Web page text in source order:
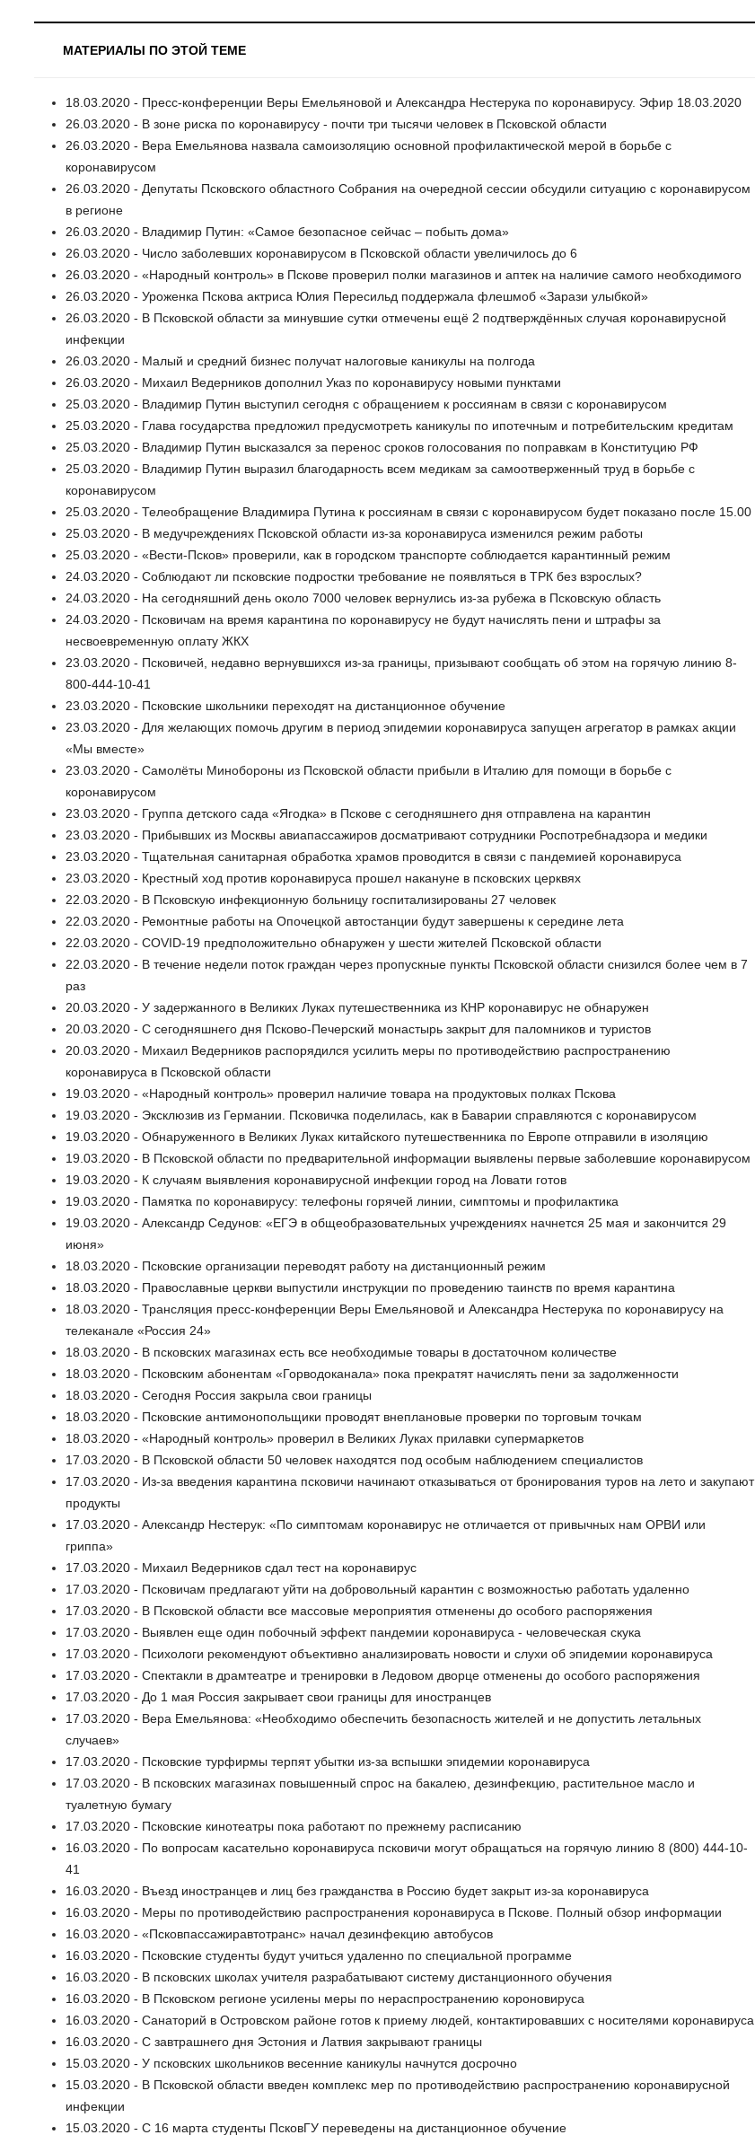
МАТЕРИАЛЫ ПО ЭТОЙ ТЕМЕ
18.03.2020 - Пресс-конференции Веры Емельяновой и Александра Нестерука по коронавирусу. Эфир 18.03.2020
26.03.2020 - В зоне риска по коронавирусу - почти три тысячи человек в Псковской области
26.03.2020 - Вера Емельянова назвала самоизоляцию основной профилактической мерой в борьбе с
коронавирусом
26.03.2020 - Депутаты Псковского областного Собрания на очередной сессии обсудили ситуацию с коронавирусом
в регионе
26.03.2020 - Владимир Путин: «Самое безопасное сейчас – побыть дома»
26.03.2020 - Число заболевших коронавирусом в Псковской области увеличилось до 6
26.03.2020 - «Народный контроль» в Пскове проверил полки магазинов и аптек на наличие самого необходимого
26.03.2020 - Уроженка Пскова актриса Юлия Пересильд поддержала флешмоб «Зарази улыбкой»
26.03.2020 - В Псковской области за минувшие сутки отмечены ещё 2 подтверждённых случая коронавирусной
инфекции
26.03.2020 - Малый и средний бизнес получат налоговые каникулы на полгода
26.03.2020 - Михаил Ведерников дополнил Указ по коронавирусу новыми пунктами
25.03.2020 - Владимир Путин выступил сегодня с обращением к россиянам в связи с коронавирусом
25.03.2020 - Глава государства предложил предусмотреть каникулы по ипотечным и потребительским кредитам
25.03.2020 - Владимир Путин высказался за перенос сроков голосования по поправкам в Конституцию РФ
25.03.2020 - Владимир Путин выразил благодарность всем медикам за самоотверженный труд в борьбе с
коронавирусом
25.03.2020 - Телеобращение Владимира Путина к россиянам в связи с коронавирусом будет показано после 15.00
25.03.2020 - В медучреждениях Псковской области из-за коронавируса изменился режим работы
25.03.2020 - «Вести-Псков» проверили, как в городском транспорте соблюдается карантинный режим
24.03.2020 - Соблюдают ли псковские подростки требование не появляться в ТРК без взрослых?
24.03.2020 - На сегодняшний день около 7000 человек вернулись из-за рубежа в Псковскую область
24.03.2020 - Псковичам на время карантина по коронавирусу не будут начислять пени и штрафы за
несвоевременную оплату ЖКХ
23.03.2020 - Псковичей, недавно вернувшихся из-за границы, призывают сообщать об этом на горячую линию 8-
800-444-10-41
23.03.2020 - Псковские школьники переходят на дистанционное обучение
23.03.2020 - Для желающих помочь другим в период эпидемии коронавируса запущен агрегатор в рамках акции
«Мы вместе»
23.03.2020 - Самолёты Минобороны из Псковской области прибыли в Италию для помощи в борьбе с
коронавирусом
23.03.2020 - Группа детского сада «Ягодка» в Пскове с сегодняшнего дня отправлена на карантин
23.03.2020 - Прибывших из Москвы авиапассажиров досматривают сотрудники Роспотребнадзора и медики
23.03.2020 - Тщательная санитарная обработка храмов проводится в связи с пандемией коронавируса
23.03.2020 - Крестный ход против коронавируса прошел накануне в псковских церквях
22.03.2020 - В Псковскую инфекционную больницу госпитализированы 27 человек
22.03.2020 - Ремонтные работы на Опочецкой автостанции будут завершены к середине лета
22.03.2020 - COVID-19 предположительно обнаружен у шести жителей Псковской области
22.03.2020 - В течение недели поток граждан через пропускные пункты Псковской области снизился более чем в 7
раз
20.03.2020 - У задержанного в Великих Луках путешественника из КНР коронавирус не обнаружен
20.03.2020 - С сегодняшнего дня Псково-Печерский монастырь закрыт для паломников и туристов
20.03.2020 - Михаил Ведерников распорядился усилить меры по противодействию распространению
коронавируса в Псковской области
19.03.2020 - «Народный контроль» проверил наличие товара на продуктовых полках Пскова
19.03.2020 - Эксклюзив из Германии. Псковичка поделилась, как в Баварии справляются с коронавирусом
19.03.2020 - Обнаруженного в Великих Луках китайского путешественника по Европе отправили в изоляцию
19.03.2020 - В Псковской области по предварительной информации выявлены первые заболевшие коронавирусом
19.03.2020 - К случаям выявления коронавирусной инфекции город на Ловати готов
19.03.2020 - Памятка по коронавирусу: телефоны горячей линии, симптомы и профилактика
19.03.2020 - Александр Седунов: «ЕГЭ в общеобразовательных учреждениях начнется 25 мая и закончится 29
июня»
18.03.2020 - Псковские организации переводят работу на дистанционный режим
18.03.2020 - Православные церкви выпустили инструкции по проведению таинств по время карантина
18.03.2020 - Трансляция пресс-конференции Веры Емельяновой и Александра Нестерука по коронавирусу на
телеканале «Россия 24»
18.03.2020 - В псковских магазинах есть все необходимые товары в достаточном количестве
18.03.2020 - Псковским абонентам «Горводоканала» пока прекратят начислять пени за задолженности
18.03.2020 - Сегодня Россия закрыла свои границы
18.03.2020 - Псковские антимонопольщики проводят внеплановые проверки по торговым точкам
18.03.2020 - «Народный контроль» проверил в Великих Луках прилавки супермаркетов
17.03.2020 - В Псковской области 50 человек находятся под особым наблюдением специалистов
17.03.2020 - Из-за введения карантина псковичи начинают отказываться от бронирования туров на лето и закупают
продукты
17.03.2020 - Александр Нестерук: «По симптомам коронавирус не отличается от привычных нам ОРВИ или
гриппа»
17.03.2020 - Михаил Ведерников сдал тест на коронавирус
17.03.2020 - Псковичам предлагают уйти на добровольный карантин с возможностью работать удаленно
17.03.2020 - В Псковской области все массовые мероприятия отменены до особого распоряжения
17.03.2020 - Выявлен еще один побочный эффект пандемии коронавируса - человеческая скука
17.03.2020 - Психологи рекомендуют объективно анализировать новости и слухи об эпидемии коронавируса
17.03.2020 - Спектакли в драмтеатре и тренировки в Ледовом дворце отменены до особого распоряжения
17.03.2020 - До 1 мая Россия закрывает свои границы для иностранцев
17.03.2020 - Вера Емельянова: «Необходимо обеспечить безопасность жителей и не допустить летальных
случаев»
17.03.2020 - Псковские турфирмы терпят убытки из-за вспышки эпидемии коронавируса
17.03.2020 - В псковских магазинах повышенный спрос на бакалею, дезинфекцию, растительное масло и
туалетную бумагу
17.03.2020 - Псковские кинотеатры пока работают по прежнему расписанию
16.03.2020 - По вопросам касательно коронавируса псковичи могут обращаться на горячую линию 8 (800) 444-10-
41
16.03.2020 - Въезд иностранцев и лиц без гражданства в Россию будет закрыт из-за коронавируса
16.03.2020 - Меры по противодействию распространения коронавируса в Пскове. Полный обзор информации
16.03.2020 - «Псковпассажиравтотранс» начал дезинфекцию автобусов
16.03.2020 - Псковские студенты будут учиться удаленно по специальной программе
16.03.2020 - В псковских школах учителя разрабатывают систему дистанционного обучения
16.03.2020 - В Псковском регионе усилены меры по нераспространению короновируса
16.03.2020 - Санаторий в Островском районе готов к приему людей, контактировавших с носителями коронавируса
16.03.2020 - С завтрашнего дня Эстония и Латвия закрывают границы
15.03.2020 - У псковских школьников весенние каникулы начнутся досрочно
15.03.2020 - В Псковской области введен комплекс мер по противодействию распространению коронавирусной
инфекции
15.03.2020 - С 16 марта студенты ПсковГУ переведены на дистанционное обучение